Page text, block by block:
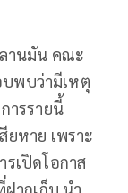
านมัน คณะ
บพบว่ามีเหตุ
ารรายนี้
หาย เพราะ
เปิดโอกาส
ากเก็บ นำ